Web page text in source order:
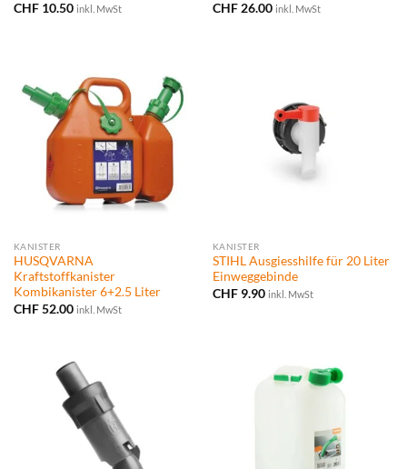
CHF10.50 inkl. MwSt
CHF26.00 inkl. MwSt
KANISTER
HUSQVARNA
Kraftstoffkanister
Kombikanister 6+2.5 Liter
CHF52.00 inkl. MwSt
KANISTER
STIHL Ausgiesshilfe für 20 Liter
Einweggebinde
CHF9.90 inkl. MwSt